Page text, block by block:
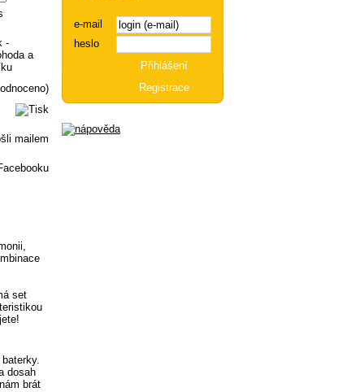
set
dosah
brát
e-mail
heslo
Registrace